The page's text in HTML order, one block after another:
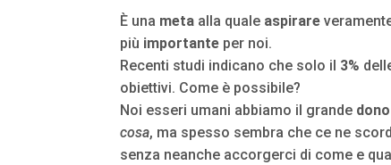
È una meta alla quale aspirare
più importante per noi.
Recenti studi indicano che solo il 3%
obiettivi. Come è possibile?
Noi esseri umani abbiamo il grande dono
cosa, ma spesso sembra che ce ne
senza neanche accorgerci di come e